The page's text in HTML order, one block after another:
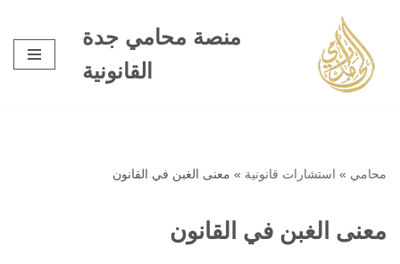
تخطى
إلى
المحتوى
منصة محامي جدة
القانونية
محامي » استشارات قانونية » معنى الغبن في القانون
معنى الغبن في القانون